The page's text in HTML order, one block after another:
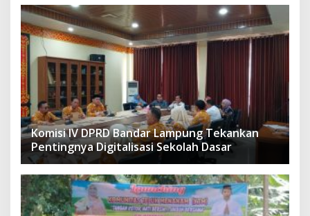
Komisi IV DPRD Bandar Lampung Tekankan
Pentingnya Digitalisasi Sekolah Dasar